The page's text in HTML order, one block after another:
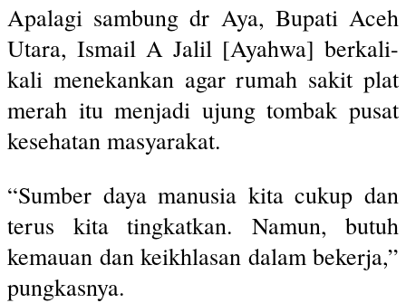
Apalagi sambung dr Aya, Bupati Aceh
Utara, Ismail A Jalil [Ayahwa] berkali-
kali menekankan agar rumah sakit plat
merah itu menjadi ujung tombak pusat
kesehatan masyarakat.
“Sumber daya manusia kita cukup dan
terus kita tingkatkan. Namun, butuh
kemauan dan keikhlasan dalam bekerja,”
pungkasnya.